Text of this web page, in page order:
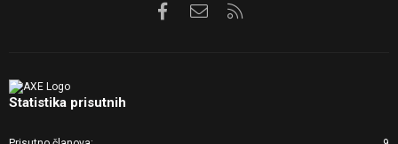
FacebookKontaktirajte nas
Statistika prisutnih